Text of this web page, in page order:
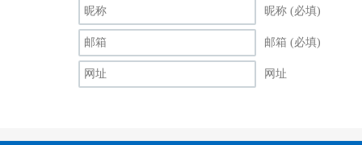
昵称 (必填)
邮箱 (必填)
网址